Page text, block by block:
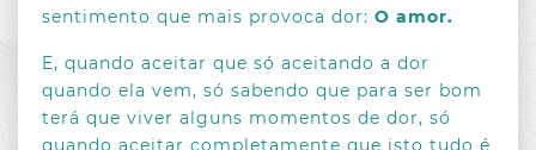
sentimento que mais provoca dor: O amor.
E, quando aceitar que só aceitando a dor
quando ela vem, só sabendo que para ser bom
terá que viver alguns momentos de dor, só
quando aceitar completamente que isto tudo é